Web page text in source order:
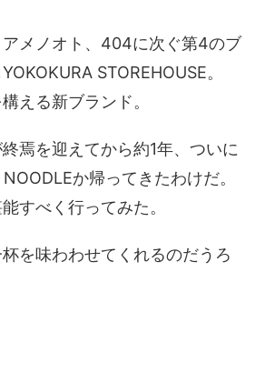
メノオト、404に次ぐ第4のブ
STOREHOUSE。
える新ブランド。
焉を迎えてから約1年、ついに
か帰ってきたわけだ。
すべく行ってみた。
を味わわせてくれるのだうろ